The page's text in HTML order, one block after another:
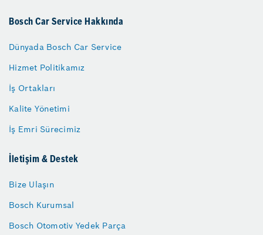
Bosch Car Service Hakkında
Dünyada Bosch Car Service
Hizmet Politikamız
İş Ortakları
Kalite Yönetimi
İş Emri Sürecimiz
İletişim & Destek
Bize Ulaşın
Bosch Kurumsal
Bosch Otomotiv Yedek Parça